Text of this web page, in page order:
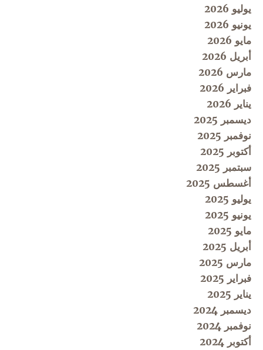
يوليو 2026
يونيو 2026
مايو 2026
أبريل 2026
مارس 2026
فبراير 2026
يناير 2026
ديسمبر 2025
نوفمبر 2025
أكتوبر 2025
سبتمبر 2025
أغسطس 2025
يوليو 2025
يونيو 2025
مايو 2025
أبريل 2025
مارس 2025
فبراير 2025
يناير 2025
ديسمبر 2024
نوفمبر 2024
أكتوبر 2024